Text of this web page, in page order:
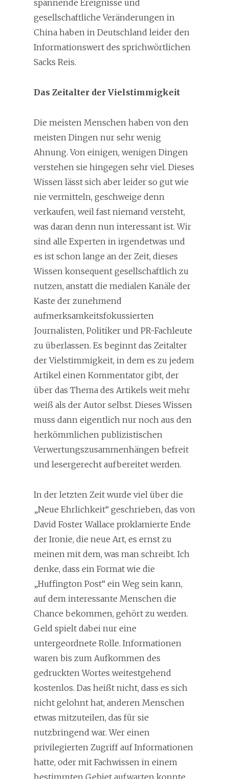
spannende Ereignisse und
gesellschaftliche Veränderungen in
China haben in Deutschland leider den
Informationswert des sprichwörtlichen
Sacks Reis.
Das Zeitalter der Vielstimmigkeit
Die meisten Menschen haben von den
meisten Dingen nur sehr wenig
Ahnung. Von einigen, wenigen Dingen
verstehen sie hingegen sehr viel. Dieses
Wissen lässt sich aber leider so gut wie
nie vermitteln, geschweige denn
verkaufen, weil fast niemand versteht,
was daran denn nun interessant ist. Wir
sind alle Experten in irgendetwas und
es ist schon lange an der Zeit, dieses
Wissen konsequent gesellschaftlich zu
nutzen, anstatt die medialen Kanäle der
Kaste der zunehmend
aufmerksamkeitsfokussierten
Journalisten, Politiker und PR-Fachleute
zu überlassen. Es beginnt das Zeitalter
der Vielstimmigkeit, in dem es zu jedem
Artikel einen Kommentator gibt, der
über das Thema des Artikels weit mehr
weiß als der Autor selbst. Dieses Wissen
muss dann eigentlich nur noch aus den
herkömmlichen publizistischen
Verwertungszusammenhängen befreit
und lesergerecht aufbereitet werden.
In der letzten Zeit wurde viel über die
„Neue Ehrlichkeit“ geschrieben, das von
David Foster Wallace proklamierte Ende
der Ironie, die neue Art, es ernst zu
meinen mit dem, was man schreibt. Ich
denke, dass ein Format wie die
„Huffington Post“ ein Weg sein kann,
auf dem interessante Menschen die
Chance bekommen, gehört zu werden.
Geld spielt dabei nur eine
untergeordnete Rolle. Informationen
waren bis zum Aufkommen des
gedruckten Wortes weitestgehend
kostenlos. Das heißt nicht, dass es sich
nicht gelohnt hat, anderen Menschen
etwas mitzuteilen, das für sie
nutzbringend war. Wer einen
privilegierten Zugriff auf Informationen
hatte, oder mit Fachwissen in einem
bestimmten Gebiet aufwarten konnte,